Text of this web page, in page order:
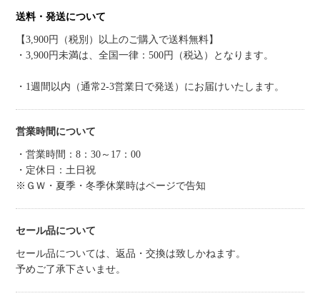
送料・発送について
【3,900円（税別）以上のご購入で送料無料】
・3,900円未満は、全国一律：500円（税込）となります。
・1週間以内（通常2-3営業日で発送）にお届けいたします。
営業時間について
・営業時間：8：30～17：00
・定休日：土日祝
※ＧＷ・夏季・冬季休業時はページで告知
セール品について
セール品については、返品・交換は致しかねます。
予めご了承下さいませ。